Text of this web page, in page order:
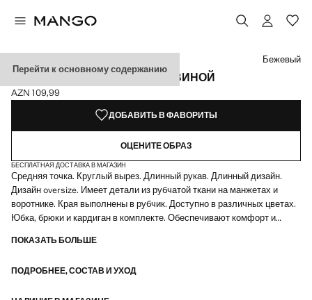
Перейти к основному содержанию
ДЖЕМПЕР С КРУГЛОЙ ГОРЛОВИНОЙ
Текущая цена [AZN 109,99 ]
AZN 109,99
Выберите цвет
Цвет Коричневый средний
Выбранный цвет: Бежевый
Цвет Серый
Цвет Угольно-серый
Бежевый
ДОБАВИТЬ В ФАВОРИТЫ
ОЦЕНИТЕ ОБРАЗ
БЕСПЛАТНАЯ ДОСТАВКА В МАГАЗИН
Средняя точка. Круглый вырез. Длинный рукав. Длинный дизайн.
Дизайн oversize. Имеет детали из рубчатой ткани на манжетах и
воротнике. Края выполнены в рубчик. Доступно в различных цветах.
Юбка, брюки и кардиган в комплекте. Обеспечивают комфорт и
Отлично подходит для дней дома. Тотал лук. Мягкая текстура.
Доступна в двух цветах. Идеально подходит для домашних будней.
ПОКАЗАТЬ БОЛЬШЕ
ПОДРОБНЕЕ, СОСТАВ И УХОД